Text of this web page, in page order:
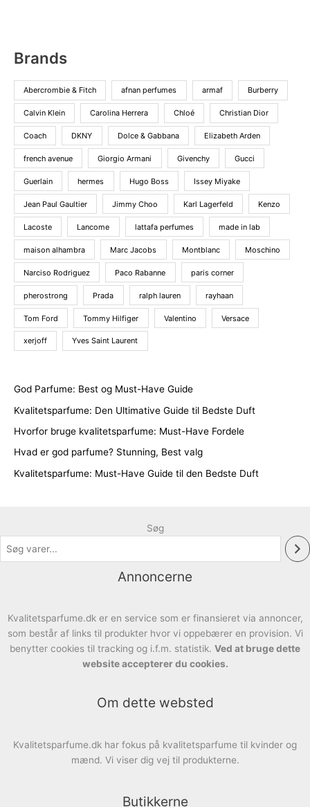
Brands
Abercrombie & Fitch afnan perfumes armaf Burberry
Calvin Klein Carolina Herrera Chloé Christian Dior
Coach DKNY Dolce & Gabbana Elizabeth Arden
french avenue Giorgio Armani Givenchy Gucci
Guerlain hermes Hugo Boss Issey Miyake
Jean Paul Gaultier Jimmy Choo Karl Lagerfeld Kenzo
Lacoste Lancome lattafa perfumes made in lab
maison alhambra Marc Jacobs Montblanc Moschino
Narciso Rodriguez Paco Rabanne paris corner
pherostrong Prada ralph lauren rayhaan
Tom Ford Tommy Hilfiger Valentino Versace
xerjoff Yves Saint Laurent
God Parfume: Best og Must-Have Guide
Kvalitetsparfume: Den Ultimative Guide til Bedste Duft
Hvorfor bruge kvalitetsparfume: Must-Have Fordele
Hvad er god parfume? Stunning, Best valg
Kvalitetsparfume: Must-Have Guide til den Bedste Duft
Søg
Annoncerne
Kvalitetsparfume.dk er en service som er finansieret via annoncer,
som består af links til produkter hvor vi oppebærer en provision. Vi
benytter cookies til tracking og i.f.m. statistik. Ved at bruge dette
website accepterer du cookies.
Om dette websted
Kvalitetsparfume.dk har fokus på kvalitetsparfume til kvinder og
mænd. Vi viser dig vej til produkterne.
Butikkerne